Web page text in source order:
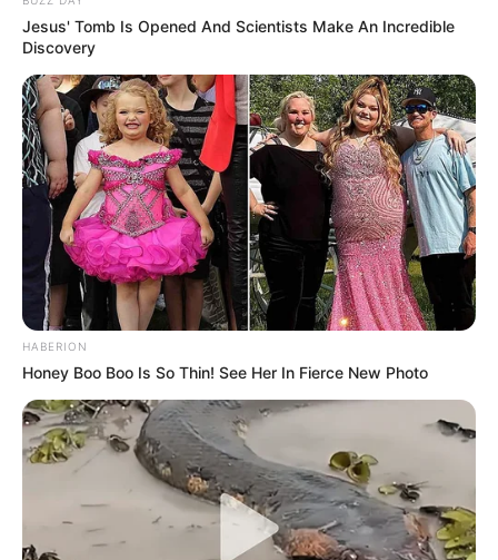
Jesus' Tomb Is Opened And Scientists Make An Incredible
Discovery
HABERION
Honey Boo Boo Is So Thin! See Her In Fierce New Photo